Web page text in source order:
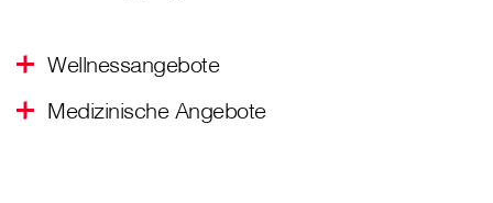
Wellnessangebote
Medizinische Angebote